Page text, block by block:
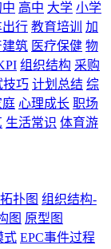
高中 大学 小学
行 教育培训
加
建筑 医疗保健 物
组织结构 采购
技巧 计划总结 综
庭 心理成长 职场
生活常识 体育游
扑图 组织结构-
图 原型图
式 EPC事件过程